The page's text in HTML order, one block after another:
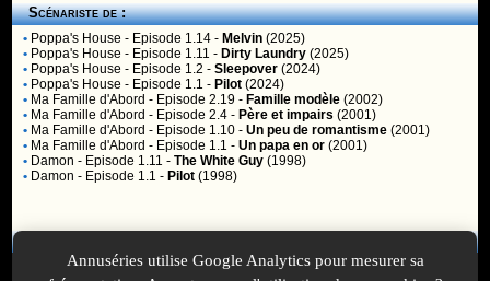
Scénariste de :
• Poppa's House - Episode 1.14 - Melvin (2025)
• Poppa's House - Episode 1.11 - Dirty Laundry (2025)
• Poppa's House - Episode 1.2 -Sleepover (2024)
• Poppa's House - Episode 1.1 - Pilot (2024)
• Ma Famille d'Abord - Episode 2.19 - Famille modèle (2002)
• Ma Famille d'Abord - Episode 2.4 - Père et impairs (2001)
• Ma Famille d'Abord - Episode 1.10 -Un peu de romantisme (2001)
• Ma Famille d'Abord - Episode 1.1 -Un papa en or (2001)
• Damon - Episode 1.11 -The White Guy (1998)
• Damon - Episode 1.1 - Pilot (1998)
Vous ne pouvez pas accéder aux fonctionnalités réservées aux
Annuséries utilise Google Analytics pour mesurer sa